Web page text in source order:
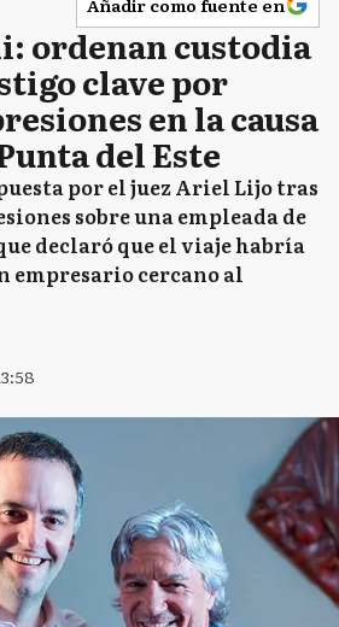
Añadir como fuente en
ordenan custodia
clave por
en la causa
del Este
por el juez Ariel Lijo tras
sobre una empleada de
declaró que el viaje habría
empresario cercano al